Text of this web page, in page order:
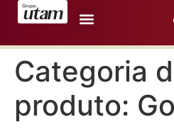
Categoria
produto: